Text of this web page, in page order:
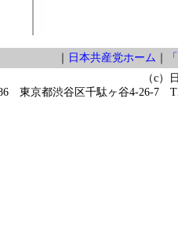
日本共産党ホーム
（c）
東京都渋谷区千駄ヶ谷4-26-7